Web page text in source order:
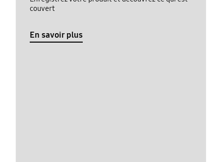
couvert
En savoir plus